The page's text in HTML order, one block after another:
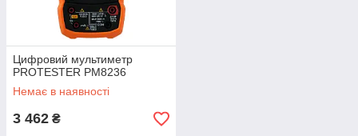
Цифровий мультиметр
PROTESTER PM8236
Немає в наявності
3 462 ₴